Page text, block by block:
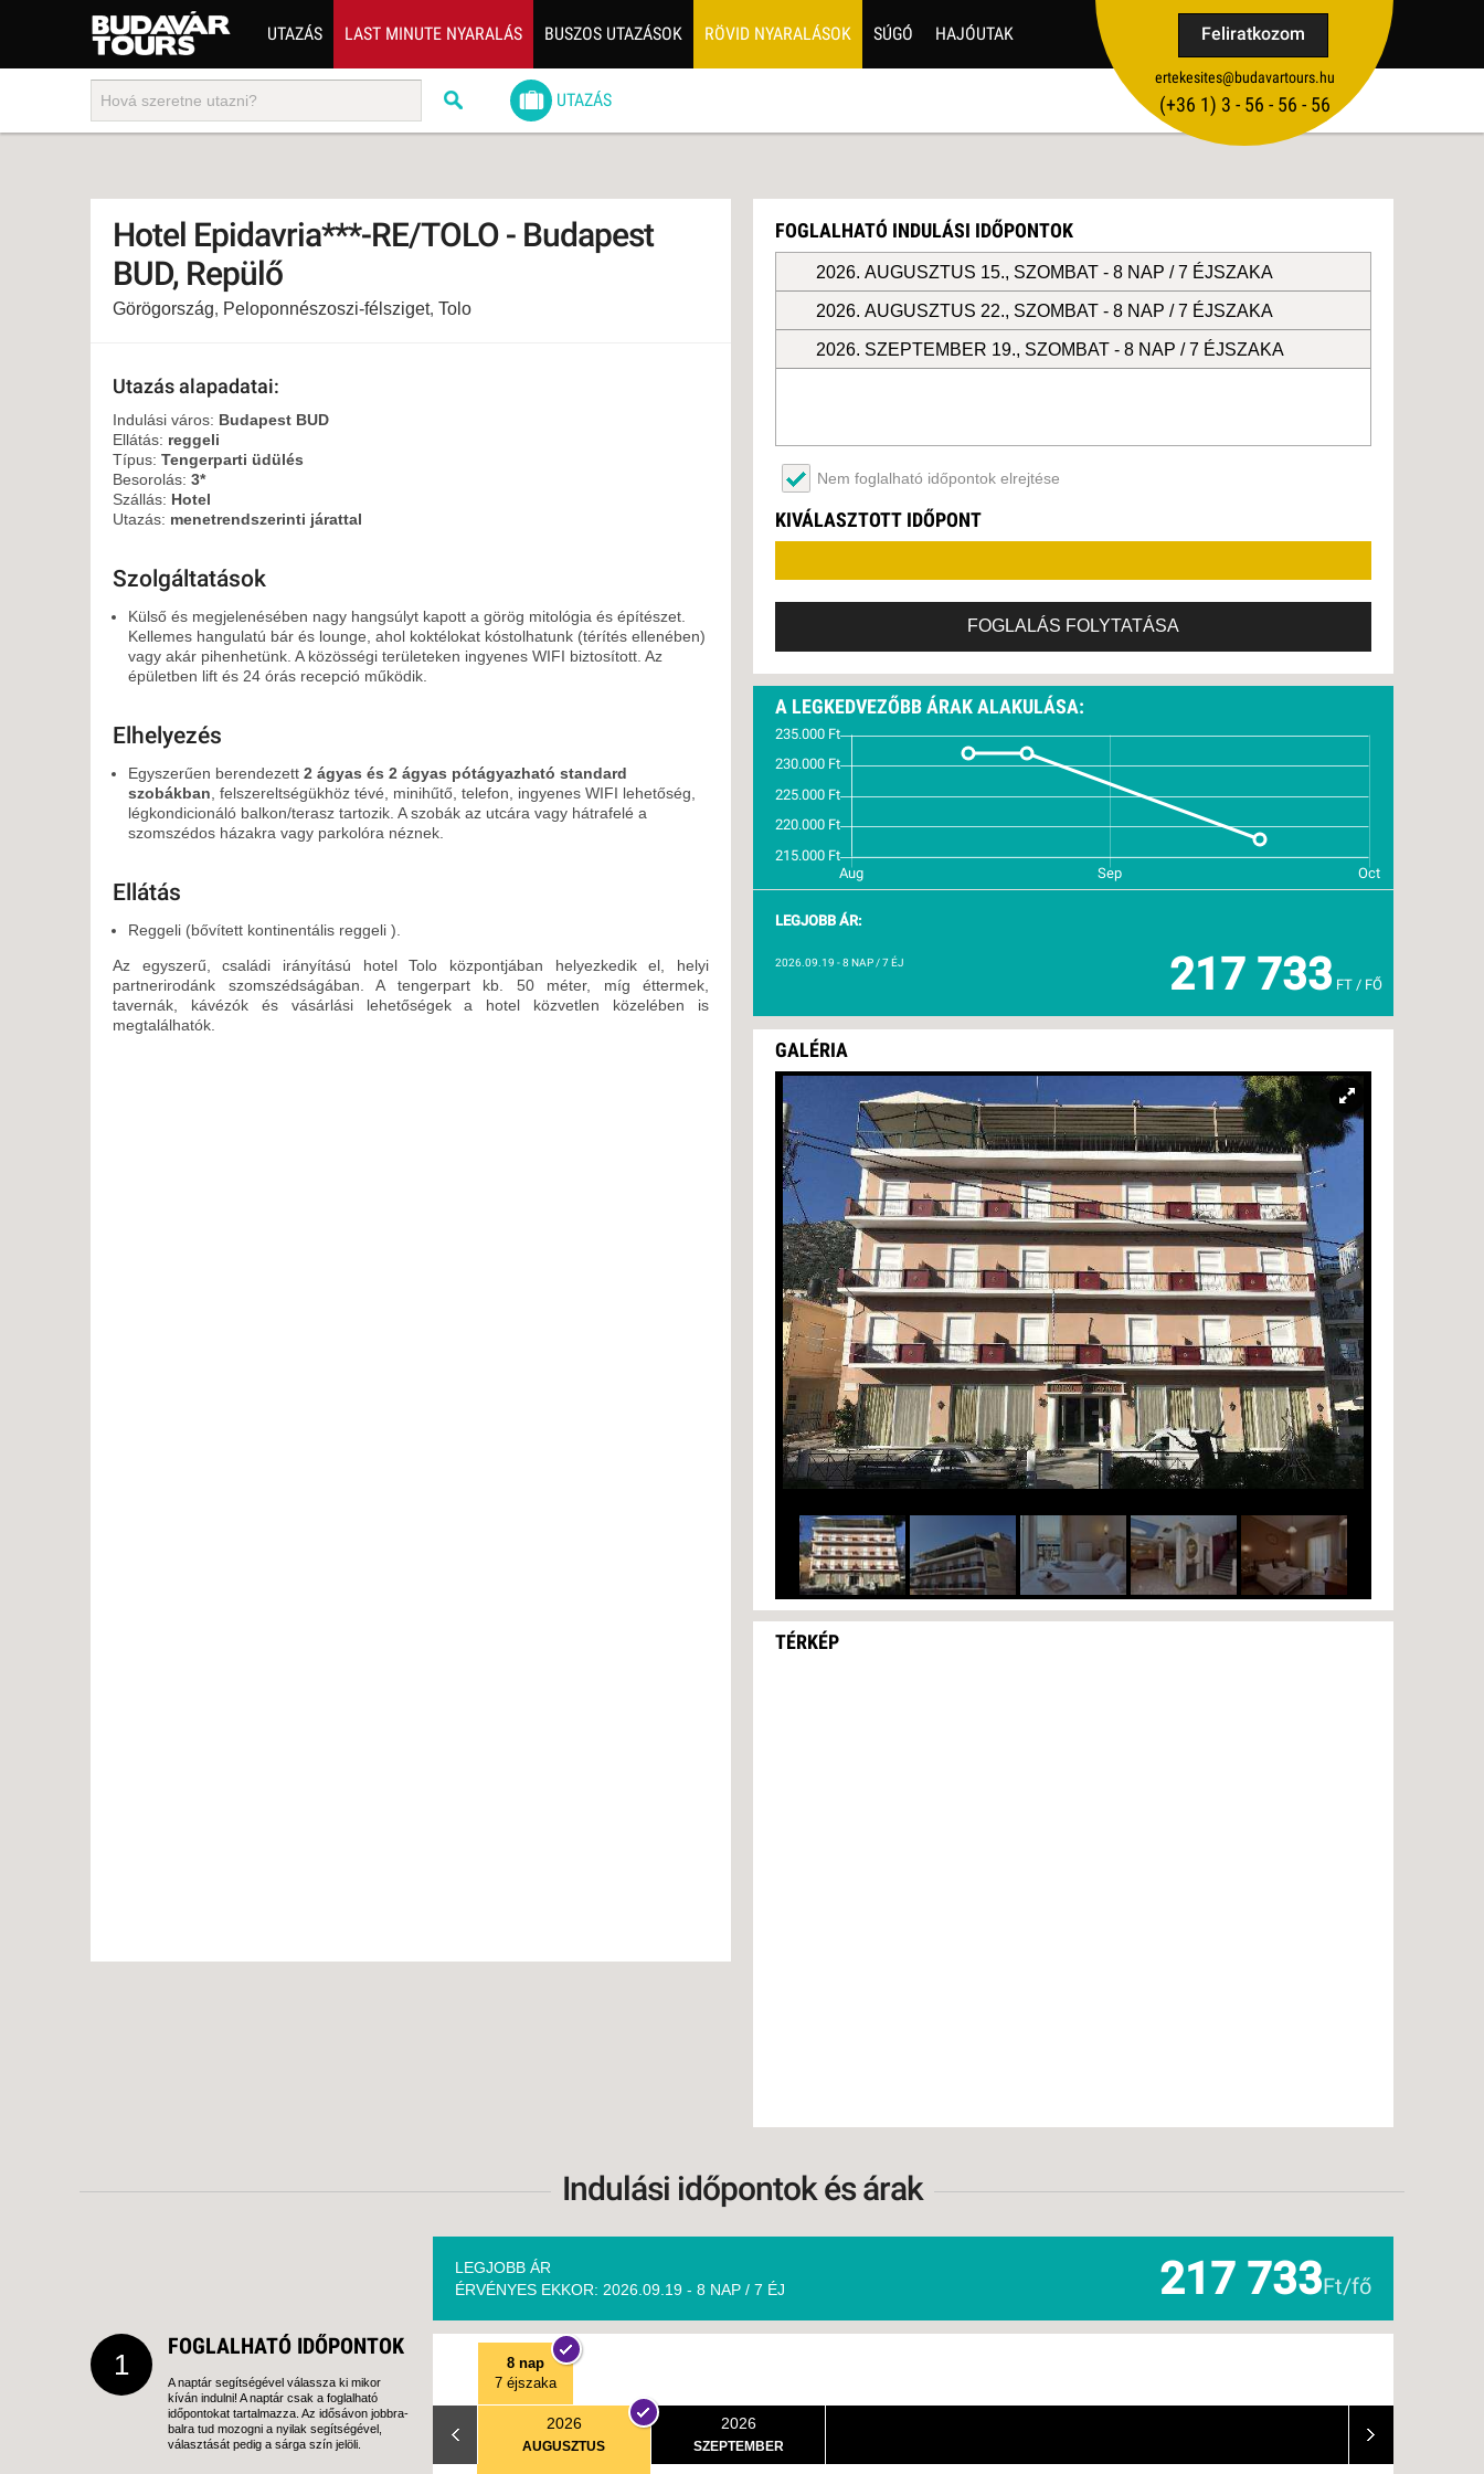
Feliratkozom
ertekesites@budavartours.hu
(+36­ 1) 3 - 56 - 56 - 56
UTAZÁS
BUSZOS UTAZÁSOK
KÖRUTAZÁS
UTAZÁSOK DEBRECENI
CSÚSZDÁVAL
BUDAVÁR TOURS
UTAZÁSOK
LAST MINUTE NYARALÁS BUSZOS UTAZÁSOK RÖVID NYARALÁSOK SÚGÓ
TIPPEK
VISSZAJELZÉS KÜLDÉSE
HAJÓUTAK
UTAZÁS
Hotel Epidavria***-RE/TOLO - Budapest
BUD, Repülő
Görögország, Peloponnészoszi-félsziget, Tolo
GALÉRIA
A LEGKEDVEZŐBB ÁRAK ALAKULÁSA:
LEGJOBB ÁR:
2026.09.19 - 8 NAP / 7 ÉJ 217 733 FT / FŐ
FOGLALHATÓ INDULÁSI IDŐPONTOK
2026. AUGUSZTUS 15., SZOMBAT - 8 NAP / 7 ÉJSZAKA
2026. AUGUSZTUS 22., SZOMBAT - 8 NAP / 7 ÉJSZAKA
2026. SZEPTEMBER 19., SZOMBAT - 8 NAP / 7 ÉJSZAKA
Nem foglalható időpontok elrejtése
KIVÁLASZTOTT IDŐPONT
FOGLALÁS FOLYTATÁSA
Utazás alapadatai:
Indulási város: Budapest BUD
Ellátás: reggeli
Típus: Tengerparti üdülés
Besorolás: 3*
Szállás: Hotel
Utazás: menetrendszerinti járattal
Szolgáltatások
Külső és megjelenésében nagy hangsúlyt kapott a görög mitológia és építészet.
Kellemes hangulatú bár és lounge, ahol koktélokat kóstolhatunk (térítés ellenében)
vagy akár pihenhetünk. A közösségi területeken ingyenes WIFI biztosított. Az
épületben lift és 24 órás recepció működik.
Elhelyezés
Egyszerűen berendezett 2 ágyas és 2 ágyas pótágyazható standard
szobákban , felszereltségükhöz tévé, minihűtő, telefon, ingyenes WIFI lehetőség,
légkondicionáló balkon/terasz tartozik. A szobák az utcára vagy hátrafelé a
szomszédos házakra vagy parkolóra néznek.
Ellátás
Reggeli (bővített kontinentális reggeli ).
Az egyszerű, családi irányítású hotel Tolo központjában helyezkedik el, helyi
partnerirodánk szomszédságában. A tengerpart kb. 50 méter, míg éttermek,
tavernák, kávézók és vásárlási lehetőségek a hotel közvetlen közelében is
megtalálhatók.
TÉRKÉP
Indulási időpontok és árak
LEGJOBB ÁR
ÉRVÉNYES EKKOR: 2026.09.19 - 8 NAP / 7 ÉJ
217 733Ft/fő
1
FOGLALHATÓ IDŐPONTOK
A naptár segítségével válassza ki mikor
kíván indulni! A naptár csak a foglalható
időpontokat tartalmazza. Az idősávon jobbra-
balra tud mozogni a nyilak segítségével,
választását pedig a sárga szín jelöli.
8 nap
7 éjszaka
2026
AUGUSZTUS
2026
SZEPTEMBER
Slide Right